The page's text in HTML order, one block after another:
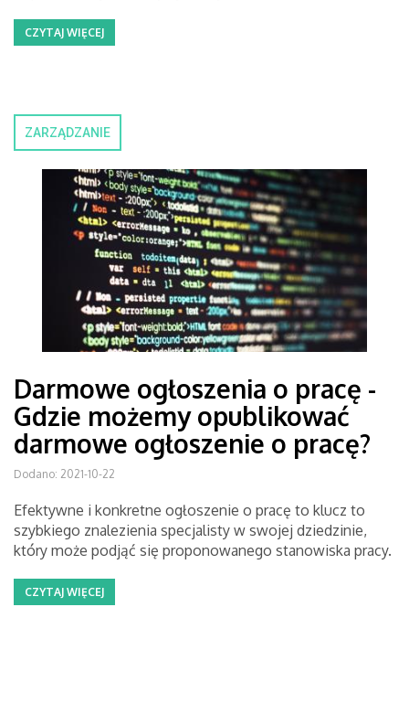
CZYTAJ WIĘCEJ
ZARZĄDZANIE
Darmowe ogłoszenia o pracę -
Gdzie możemy opublikować
darmowe ogłoszenie o pracę?
Dodano: 2021-10-22
Efektywne i konkretne ogłoszenie o pracę to klucz to
szybkiego znalezienia specjalisty w swojej dziedzinie,
który może podjąć się proponowanego stanowiska pracy.
CZYTAJ WIĘCEJ